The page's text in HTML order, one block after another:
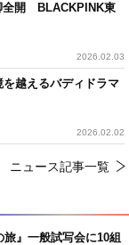
全開 BLACKPINK東
2026.02.03
越えるバディドラマ
2026.02.02
ニュース記事一覧
旅』一般試写会に10組